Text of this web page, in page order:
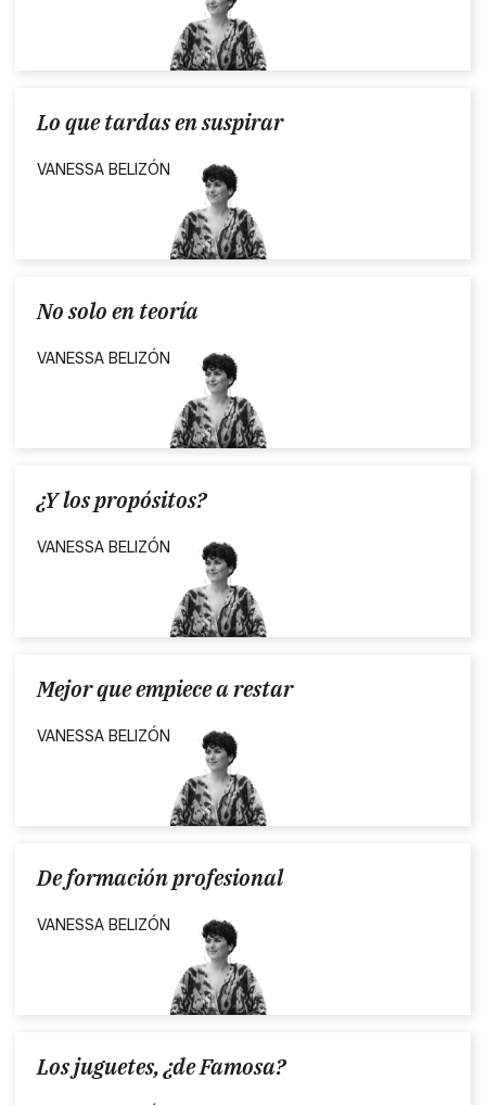
Lo que tardas en suspirar
VANESSA BELIZÓN
No solo en teoría
VANESSA BELIZÓN
¿Y los propósitos?
VANESSA BELIZÓN
Mejor que empiece a restar
VANESSA BELIZÓN
De formación profesional
VANESSA BELIZÓN
Los juguetes, ¿de Famosa?